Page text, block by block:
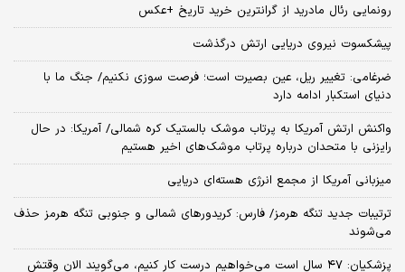
رونمایی رئال مادرید از گرانترین خرید تاریخ +عکس
پیشکسوت نیروی دریایی ارتش درگذشت
ضرغامی: تغییر ریل، عین بصیرت است؛ فرصت سوزی نکنیم/ جنگ ما با
دنیای استکبار ادامه دارد
واکنش ارتش آمریکا به پرتاب موشک بالستیک کره شمالی/ آمریکا: در حال
رایزنی با متحدان درباره پرتاب موشک‌های اخیر هستیم
میزبانی آمریکا از مجمع انرژی هسته‌ای دریایی
ترتیبات جدید تنگه هرمز/ فارس: کریدورهای شمالی و جنوبی تنگه هرمز حذف
می‌شوند
پزشکیان: ۴۷ سال است می‌خواهیم درست کار کنیم، می‌گویند الان وقتش